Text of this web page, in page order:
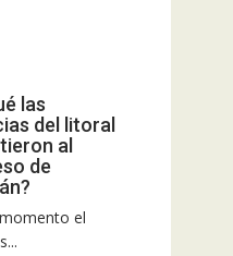
las
del litoral
al
de
el